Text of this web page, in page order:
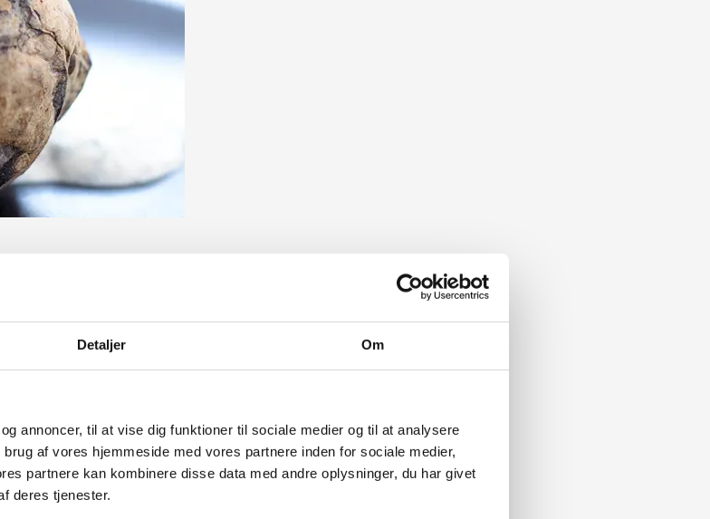
Detaljer Om
annoncer, til at vise dig funktioner til sociale medier og til at analysere
af vores hjemmeside med vores partnere inden for sociale medier,
partnere kan kombinere disse data med andre oplysninger, du har givet
deres tjenester.